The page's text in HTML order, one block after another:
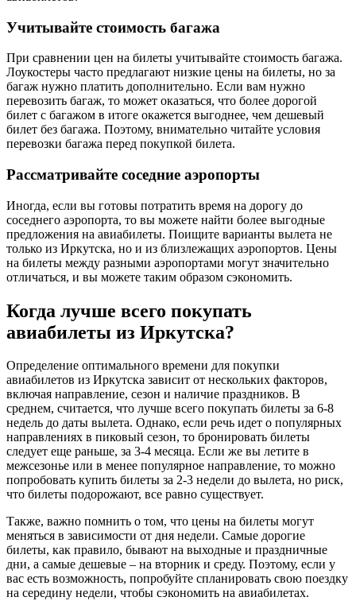
Учитывайте стоимость багажа
При сравнении цен на билеты учитывайте стоимость багажа.
Лоукостеры часто предлагают низкие цены на билеты, но за
багаж нужно платить дополнительно. Если вам нужно
перевозить багаж, то может оказаться, что более дорогой
билет с багажом в итоге окажется выгоднее, чем дешевый
билет без багажа. Поэтому, внимательно читайте условия
перевозки багажа перед покупкой билета.
Рассматривайте соседние аэропорты
Иногда, если вы готовы потратить время на дорогу до
соседнего аэропорта, то вы можете найти более выгодные
предложения на авиабилеты. Поищите варианты вылета не
только из Иркутска, но и из близлежащих аэропортов. Цены
на билеты между разными аэропортами могут значительно
отличаться, и вы можете таким образом сэкономить.
Когда лучше всего покупать
авиабилеты из Иркутска?
Определение оптимального времени для покупки
авиабилетов из Иркутска зависит от нескольких факторов,
включая направление, сезон и наличие праздников. В
среднем, считается, что лучше всего покупать билеты за 6-8
недель до даты вылета. Однако, если речь идет о популярных
направлениях в пиковый сезон, то бронировать билеты
следует еще раньше, за 3-4 месяца. Если же вы летите в
межсезонье или в менее популярное направление, то можно
попробовать купить билеты за 2-3 недели до вылета, но риск,
что билеты подорожают, все равно существует.
Также, важно помнить о том, что цены на билеты могут
меняться в зависимости от дня недели. Самые дорогие
билеты, как правило, бывают на выходные и праздничные
дни, а самые дешевые – на вторник и среду. Поэтому, если у
вас есть возможность, попробуйте спланировать свою поездку
на середину недели, чтобы сэкономить на авиабилетах.